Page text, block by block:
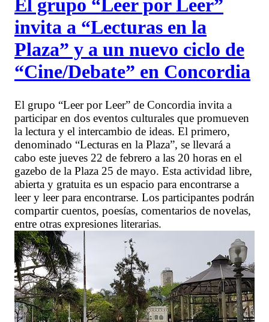
El grupo “Leer por Leer”
invita a “Lecturas en la
Plaza” y a un nuevo ciclo de
“Cine/Debate” en Concordia
El grupo “Leer por Leer” de Concordia invita a
participar en dos eventos culturales que promueven
la lectura y el intercambio de ideas. El primero,
denominado “Lecturas en la Plaza”, se llevará a
cabo este jueves 22 de febrero a las 20 horas en el
gazebo de la Plaza 25 de mayo. Esta actividad libre,
abierta y gratuita es un espacio para encontrarse a
leer y leer para encontrarse. Los participantes podrán
compartir cuentos, poesías, comentarios de novelas,
entre otras expresiones literarias.